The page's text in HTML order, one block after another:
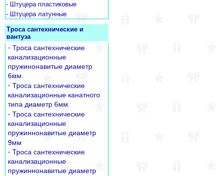
- Штуцера пластиковые
- Штуцера латунные
Троса сантехнические и
вантуза
- Троса сантехнические
канализационные
пружинонавитые диаметр
6мм.
- Троса сантехнические
канализационные канатного
типа диаметр 6мм.
- Троса сантехнические
канализационные
пружиннонавитые диаметр
9мм
- Троса сантехнические
канализационные
пружиннонавитые диаметр